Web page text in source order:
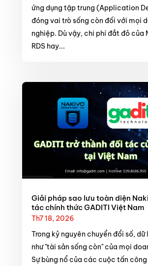
ứng dụng tập trung (Application
đóng vai trò sống còn đối với mọi
nghiệp. Dù vậy, chi phí đắt đỏ của
RDS hay...
Giải pháp sao lưu toàn diện
tác chính thức GADITI Việt Nam
Th7 18, 2026
Trong kỷ nguyên chuyển đổi số,
như "tài sản sống còn" của mọi
Sự bùng nổ của các cuộc tấn